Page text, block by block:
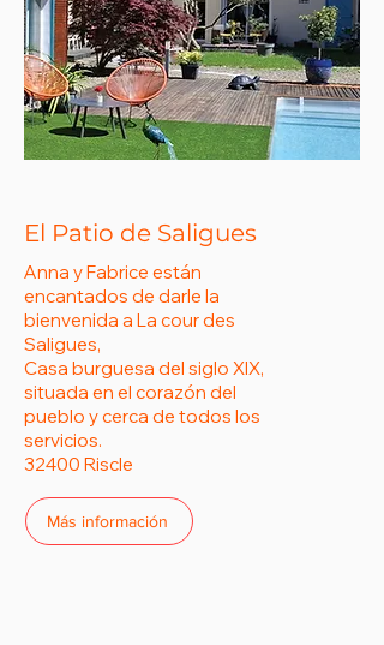
El Patio de Saligues
Anna y Fabrice están
encantados de darle la
bienvenida a La cour des
Saligues,
Casa burguesa del siglo XIX,
situada en el corazón del
pueblo y cerca de todos los
servicios.
32400 Riscle
Más información